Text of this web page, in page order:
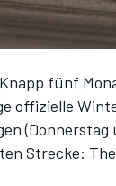
fünf
offizielle
Strecke: